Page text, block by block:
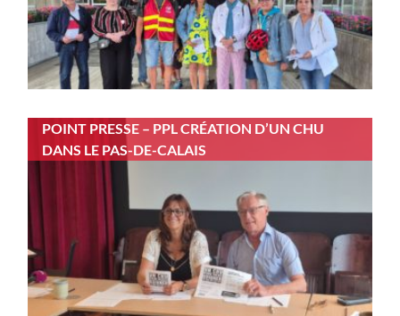
POINT PRESSE – PPL CRÉATION D’UN CHU
DANS LE PAS-DE-CALAIS